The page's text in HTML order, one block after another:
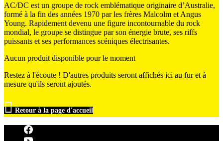
AC/DC est un groupe de rock emblématique originaire d’Australie,
formé à la fin des années 1970 par les frères Malcolm et Angus
Young. Rapidement devenu une figure incontournable du rock
mondial, le groupe se distingue par son énergie brute, ses riffs
puissants et ses performances scéniques électrisantes.
Aucun produit disponible pour le moment
Restez à l'écoute ! D'autres produits seront affichés ici au fur et à
mesure qu'ils seront ajoutés.
 Retour à la page d'accueil